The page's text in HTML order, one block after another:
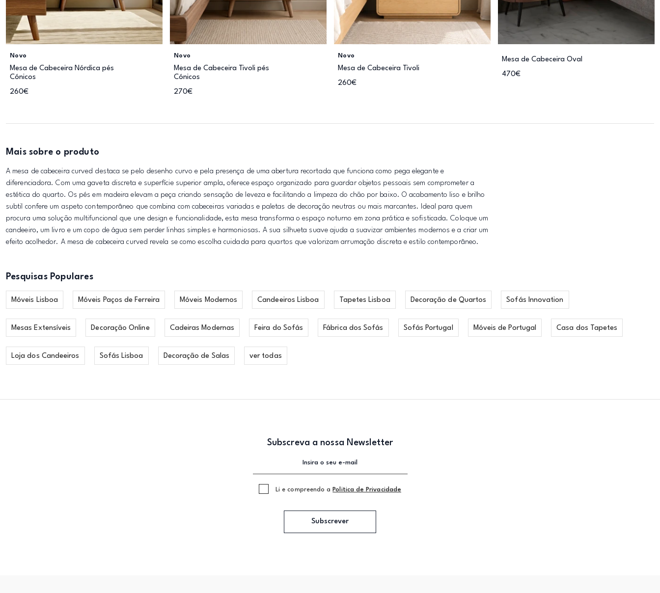
Novo
Mesa de Cabeceira Nórdica pés
Cónicos
260€
Novo
Mesa de Cabeceira Tivoli pés
Cónicos
270€
Novo
Mesa de Cabeceira Tivoli
260€
Mesa de Cabeceira Oval
470€
Mais sobre o produto
A mesa de cabeceira curved destaca se pelo desenho curvo e pela presença de uma abertura recortada que funciona como pega elegante e
diferenciadora. Com uma gaveta discreta e superfície superior ampla, oferece espaço organizado para guardar objetos pessoais sem comprometer a
estética do quarto. Os pés em madeira elevam a peça criando sensação de leveza e facilitando a limpeza do chão por baixo. O acabamento liso e brilho
subtil confere um aspeto contemporâneo que combina com cabeceiras variadas e paletas de decoração neutras ou mais marcantes. Ideal para quem
procura uma solução multifuncional que une design e funcionalidade, esta mesa transforma o espaço noturno em zona prática e sofisticada. Coloque um
candeeiro, um livro e um copo de água sem perder linhas simples e harmoniosas. A sua silhueta suave ajuda a suavizar ambientes modernos e a criar um
efeito acolhedor. A mesa de cabeceira curved revela se como escolha cuidada para quartos que valorizam arrumação discreta e estilo contemporâneo.
Pesquisas Populares
Móveis Lisboa Móveis Paços de Ferreira Móveis Modernos Candeeiros Lisboa Tapetes Lisboa Decoração de Quartos Sofás Innovation
Mesas Extensíveis Decoração Online Cadeiras Modernas Feira do Sofás Fábrica dos Sofás Sofás Portugal Móveis de Portugal Casa dos Tapetes
Loja dos Candeeiros Sofás Lisboa Decoração de Salas ver todas
Subscreva a nossa Newsletter
Li e compreendo a Politica de Privacidade
Subscrever